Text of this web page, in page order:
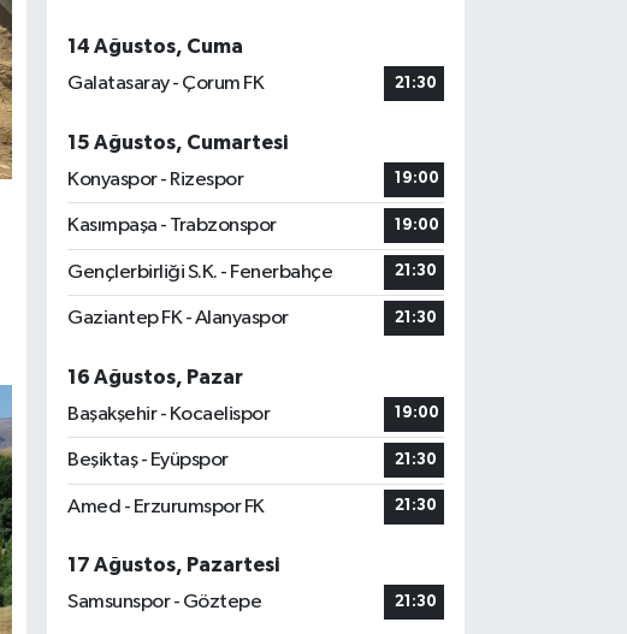
14 Ağustos, Cuma
Galatasaray - Çorum FK
21:30
15 Ağustos, Cumartesi
Konyaspor - Rizespor
19:00
Kasımpaşa - Trabzonspor 19:00
Gençlerbirliği S.K. - Fenerbahçe 21:30
Gaziantep FK - Alanyaspor 21:30
16 Ağustos, Pazar
Başakşehir - Kocaelispor
19:00
Beşiktaş - Eyüpspor 21:30
Amed - Erzurumspor FK 21:30
17 Ağustos, Pazartesi
Samsunspor - Göztepe
21:30